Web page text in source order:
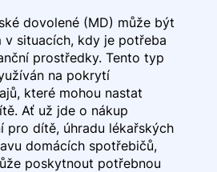
dovolené (MD) může být
v situacích, kdy je potřeba
prostředky. Tento typ
na pokrytí
které mohou nastat
Ať už jde o nákup
pro dítě, úhradu lékařských
domácích spotřebičů,
poskytnout potřebnou